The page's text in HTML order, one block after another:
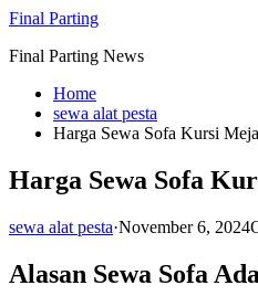
Skip
content
Final Parting
Final Parting News
Home
sewa alat pesta
Harga Sewa Sofa Kursi
Harga Sewa Sofa
sewa alat pesta·November 6, 2024
Alasan Sewa Sofa